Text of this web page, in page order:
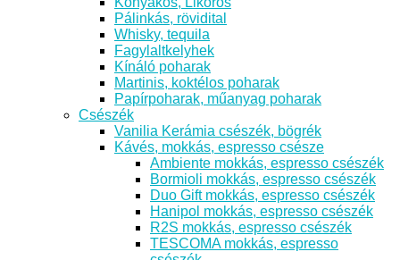
Pálinkás, rövidital
Whisky, tequila
Fagylaltkelyhek
Kínáló poharak
Martinis, koktélos poharak
Papírpoharak, műanyag poharak
Csészék
Vanilia Kerámia csészék, bögrék
Kávés, mokkás, espresso csésze
Ambiente mokkás, espresso csészék
Bormioli mokkás, espresso csészék
Duo Gift mokkás, espresso csészék
Hanipol mokkás, espresso csészék
R2S mokkás, espresso csészék
TESCOMA mokkás, espresso